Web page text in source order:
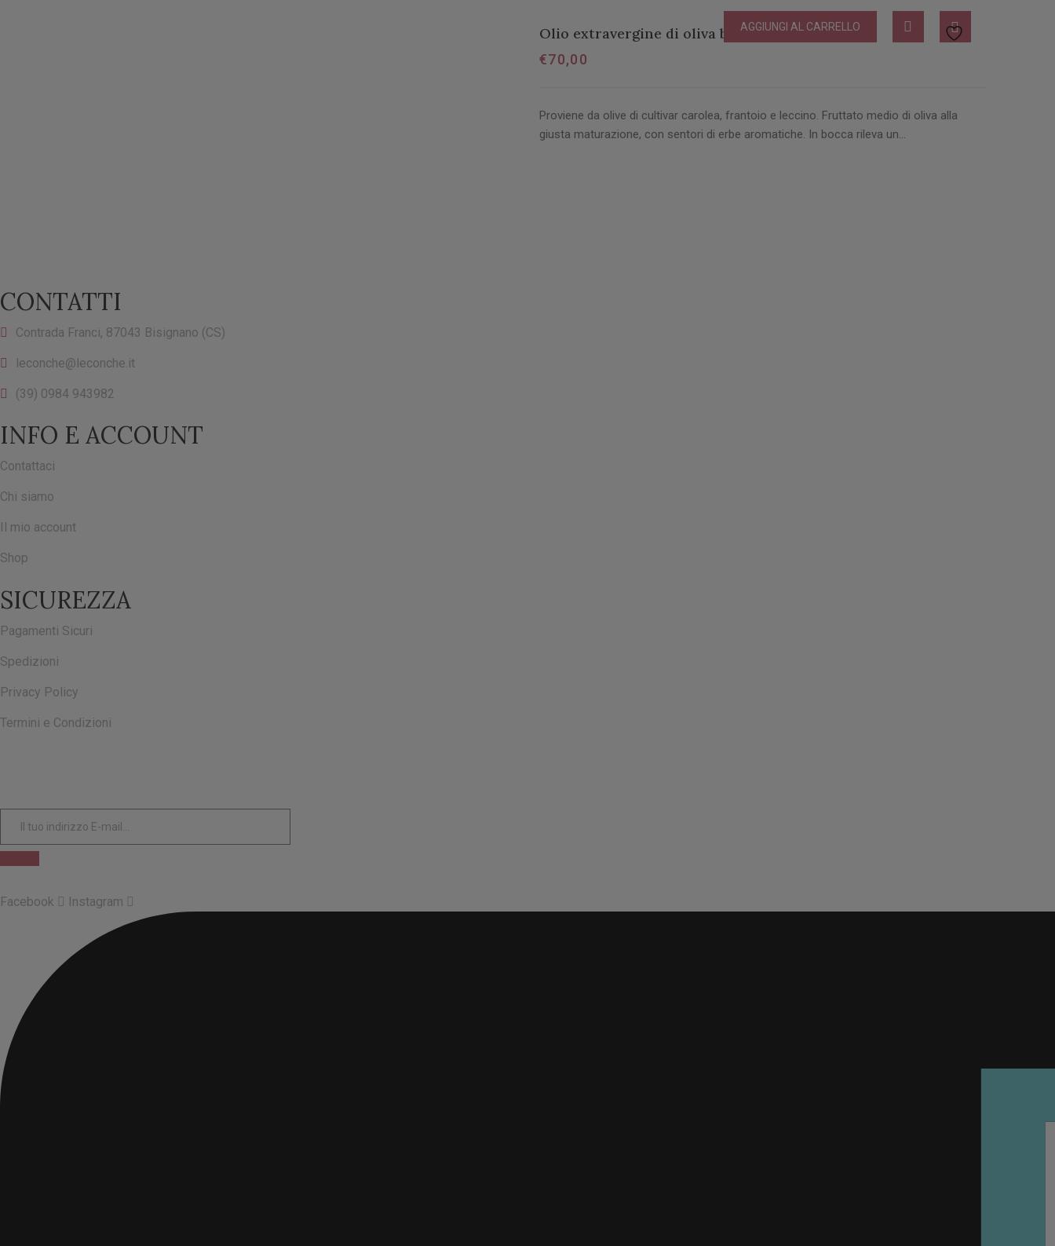
Olio extravergine di oliva biologico Latta lt 5
€70,00
AGGIUNGI AL CARRELLO
Proviene da olive di cultivar carolea, frantoio e leccino. Fruttato medio di oliva alla
giusta maturazione, con sentori di erbe aromatiche. In bocca rileva un…
CONTATTI
Contrada Franci, 87043 Bisignano (CS)
leconche@leconche.it
(39) 0984 943982
INFO E ACCOUNT
Contattaci
Chi siamo
Il mio account
Shop
SICUREZZA
Pagamenti Sicuri
Spedizioni
Privacy Policy
Termini e Condizioni
Facebook Instagram